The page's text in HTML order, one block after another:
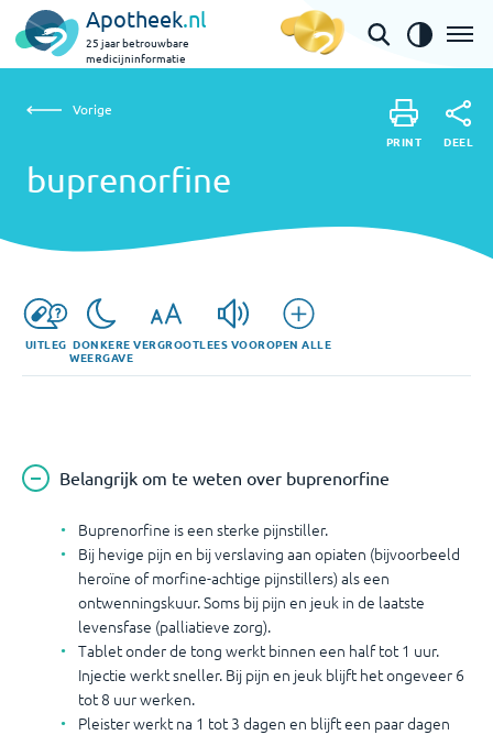
Apotheek.nl
25 jaar betrouwbare
medicijninformatie
buprenorfine
Vorige
buprenorfine
PRINT DEEL
UITLEG DONKERE
WEERGAVE
VERGROOTLEES VOOROPEN ALLE
Belangrijk om te weten over buprenorfine
Buprenorfine is een sterke pijnstiller.
Bij hevige pijn en bij verslaving aan opiaten (bijvoorbeeld
heroïne of morfine-achtige pijnstillers) als een
ontwenningskuur. Soms bij pijn en jeuk in de laatste
levensfase (palliatieve zorg).
Tablet onder de tong werkt binnen een half tot 1 uur.
Injectie werkt sneller. Bij pijn en jeuk blijft het ongeveer 6
tot 8 uur werken.
Pleister werkt na 1 tot 3 dagen en blijft een paar dagen